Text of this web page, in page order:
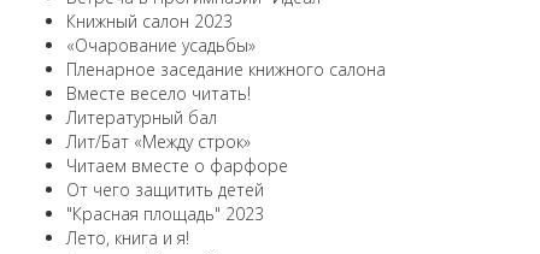
Книжный салон 2023
«Очарование усадьбы»
Пленарное заседание книжного салона
Вместе весело читать!
Литературный бал
Лит/Бат «Между строк»
Читаем вместе о фарфоре
От чего защитить детей
"Красная площадь" 2023
Лето, книга и я!